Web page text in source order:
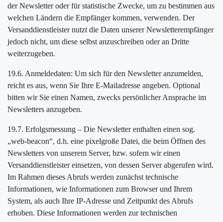
der Newsletter oder für statistische Zwecke, um zu bestimmen aus
welchen Ländern die Empfänger kommen, verwenden. Der
Versanddienstleister nutzt die Daten unserer Newsletterempfänger
jedoch nicht, um diese selbst anzuschreiben oder an Dritte
weiterzugeben.
19.6. Anmeldedaten: Um sich für den Newsletter anzumelden,
reicht es aus, wenn Sie Ihre E-Mailadresse angeben. Optional
bitten wir Sie einen Namen, zwecks persönlicher Ansprache im
Newsletters anzugeben.
19.7. Erfolgsmessung – Die Newsletter enthalten einen sog.
„web-beacon“, d.h. eine pixelgroße Datei, die beim Öffnen des
Newsletters von unserem Server, bzw. sofern wir einen
Versanddienstleister einsetzen, von dessen Server abgerufen wird.
Im Rahmen dieses Abrufs werden zunächst technische
Informationen, wie Informationen zum Browser und Ihrem
System, als auch Ihre IP-Adresse und Zeitpunkt des Abrufs
erhoben. Diese Informationen werden zur technischen